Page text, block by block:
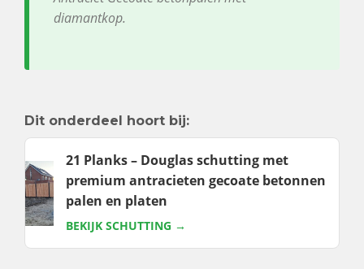
diamantkop.
Dit onderdeel hoort bij:
21 Planks – Douglas schutting met
premium antracieten gecoate betonnen
palen en platen
BEKIJK SCHUTTING →